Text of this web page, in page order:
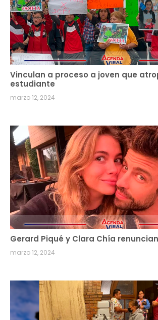
Vinculan a proceso a joven que
estudiante
marzo 12, 2024
Gerard Piqué y Clara Chía
marzo 12, 2024